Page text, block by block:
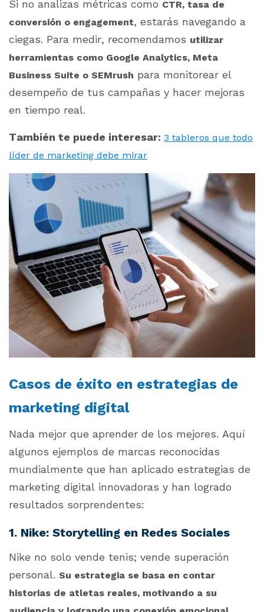
Si no analizas métricas como CTR, tasa de
conversión o engagement, estarás navegando a
ciegas. Para medir, recomendamos utilizar
herramientas como Google Analytics, Meta
Business Suite o SEMrush para monitorear el
desempeño de tus campañas y hacer mejoras
en tiempo real.
También te puede interesar: 3 tableros que todo
líder de marketing debe mirar
Casos de éxito en estrategias de
marketing digital
Nada mejor que aprender de los mejores. Aquí
algunos ejemplos de marcas reconocidas
mundialmente que han aplicado estrategias de
marketing digital innovadoras y han logrado
resultados sorprendentes:
1. Nike: Storytelling en Redes Sociales
Nike no solo vende tenis; vende superación
personal. Su estrategia se basa en contar
historias de atletas reales, motivando a su